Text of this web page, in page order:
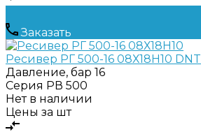
Заказать
Ресивер РГ 500-16 08Х18Н10 DNT
Давление, бар 16
Серия РВ 500
Нет в наличии
Цены за шт